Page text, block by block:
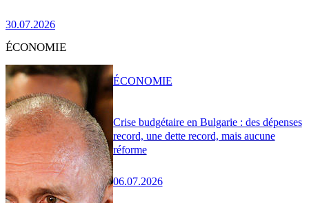
30.07.2026
ÉCONOMIE
Crise budgétaire en Bulgarie : des dépenses
record, une dette record, mais aucune
réforme
06.07.2026
ÉCONOMIE